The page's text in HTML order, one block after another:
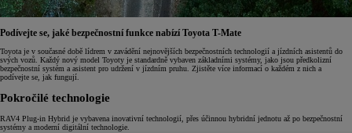
Podívejte se, jaké bezpečnostní funkce nabízí Toyota T-Mate
Toyota je v současné době lídrem v zavádění nejnovějších bezpečnostních technologií a jízdních asistentů do
svých vozů. Každý nový model Toyoty je standardně vybaven základními systémy, jako jsou předkolizní
bezpečnostní systém a asistent pro udržení v jízdním pruhu. Zjistěte více informací o každém z nich a
podívejte se, jak fungují.
Pokročilé technologie
RAV4 Plug-in Hybrid je vybavena inovativní technologií, přes účinnou hybridní jednotu až po bezpečnostní
systémy a moderní digitální technologie.